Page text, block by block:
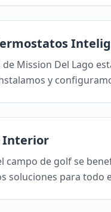
Mission Del Lago
y
Interior
campo de golf se
soluciones para